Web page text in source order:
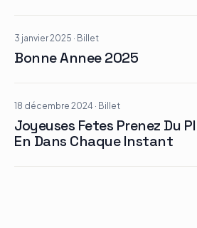
3 janvier 2025 · Billet
Bonne Annee 2025
18 décembre 2024 · Billet
Joyeuses Fetes Prenez Du
En Dans Chaque Instant